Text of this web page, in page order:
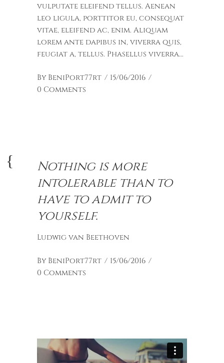
vulputate eleifend tellus. Aenean
leo ligula, porttitor eu, consequat
vitae, eleifend ac, enim. Aliquam
lorem ante dapibus in, viverra quis,
feugiat a, tellus. Phasellus viverra
ByBeniPort77rt
15/06/2016
0 Comments
Nothing is more
intolerable than to
have to admit to
yourself.
Ludwig van Beethoven
ByBeniPort77rt
15/06/2016
0 Comments